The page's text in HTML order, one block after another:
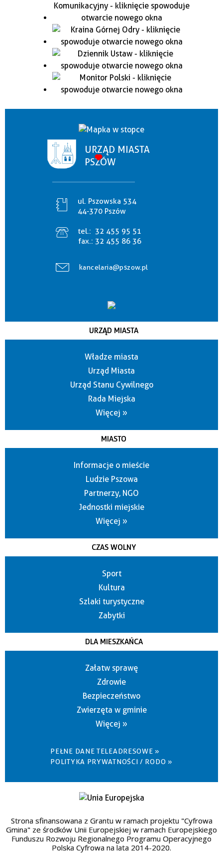
URZĄD MIASTA
PSZÓW
ul. Pszowska 534
44-370 Pszów
tel.: 32 455 95 51
fax.: 32 455 86 36
kancelaria@pszow.pl
URZĄD MIASTA
Władze miasta
Urząd Miasta
Urząd Stanu Cywilnego
Rada Miejska
Więcej »
MIASTO
Informacje o mieście
Ludzie Pszowa
Partnerzy, NGO
Jednostki miejskie
Więcej »
CZAS WOLNY
Sport
Kultura
Szlaki turystyczne
Zabytki
DLA MIESZKAŃCA
Załatw sprawę
Zdrowie
Bezpieczeństwo
Zwierzęta w gminie
Więcej »
PEŁNE DANE TELEADRESOWE »
POLITYKA PRYWATNOŚCI / RODO »
Strona sfinansowana z Grantu w ramach projektu "Cyfrowa
Gmina" ze środków Unii Europejskiej w ramach Europejskiego
Funduszu Rozwoju Regionalnego Programu Operacyjnego
Polska Cyfrowa na lata 2014-2020.